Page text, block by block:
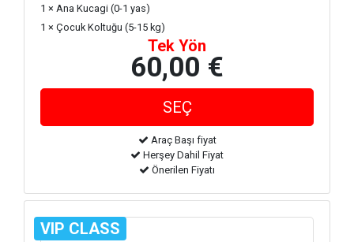
1 × Ana Kucagi (0-1 yas)
1 × Çocuk Koltuğu (5-15 kg)
Tek Yön
60,00 €
Araç Başı fiyat
Herşey Dahil Fiyat
Önerilen Fiyatı
VIP CLASS